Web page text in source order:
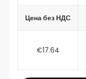
Цена без НДС
€17.64